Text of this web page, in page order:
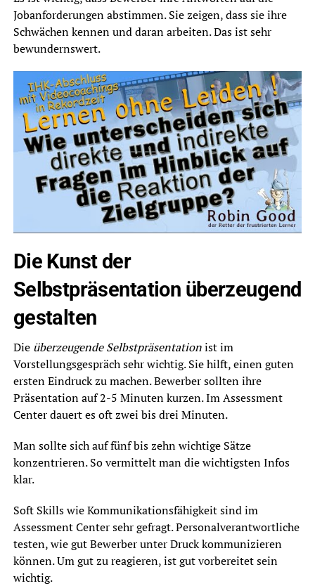
Jobanforderungen abstimmen. Sie zeigen, dass sie ihre
Schwächen kennen und daran arbeiten. Das ist sehr
bewundernswert.
Die Kunst der
Selbstpräsentation überzeugend
gestalten
Die überzeugende Selbstpräsentationist im
Vorstellungsgespräch sehr wichtig. Sie hilft, einen guten
ersten Eindruck zu machen. Bewerber sollten ihre
Präsentation auf 2-5 Minuten kurzen. Im Assessment
Center dauert es oft zwei bis drei Minuten.
Man sollte sich auf fünf bis zehn wichtige Sätze
konzentrieren. So vermittelt man die wichtigsten Infos
klar.
Soft Skills wie Kommunikationsfähigkeit sind im
Assessment Center sehr gefragt. Personalverantwortliche
testen, wie gut Bewerber unter Druck kommunizieren
können. Um gut zu reagieren, ist gut vorbereitet sein
wichtig.